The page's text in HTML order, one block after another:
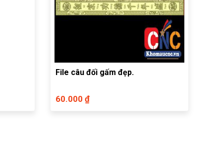
File câu đối gấm đẹp.
60.000 ₫